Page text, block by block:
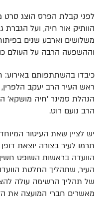
לפני קבלת הפרס הוצג סרט
הוותיק אור חיה, ועל
משלושים וארבע שנים
וההשפעה הרבה על העולם
כיבדו בהשתתפותם באירוע:
ראש העיר הרב יעקב הלפרין,
הנהלת סמינר 'חיה מושקא'
הרב נועם רוט.
יש לציין שאת העיטור
תרמו לעיר בצורה יוצאת
הוועדה בראשות השופט
העיר, שתהליך החלטת
של תהליך הרשימה עולה
מאשרים חברי המועצה את